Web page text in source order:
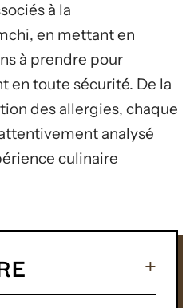
à la
en mettant en
à prendre pour
en toute sécurité. De la
des allergies, chaque
analysé
culinaire